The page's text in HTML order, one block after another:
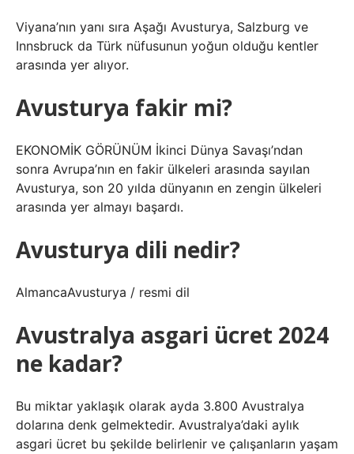
Viyana’nın yanı sıra Aşağı Avusturya, Salzburg ve
Innsbruck da Türk nüfusunun yoğun olduğu kentler
arasında yer alıyor.
Avusturya fakir mi?
EKONOMİK GÖRÜNÜM İkinci Dünya Savaşı’ndan
sonra Avrupa’nın en fakir ülkeleri arasında sayılan
Avusturya, son 20 yılda dünyanın en zengin ülkeleri
arasında yer almayı başardı.
Avusturya dili nedir?
AlmancaAvusturya / resmi dil
Avustralya asgari ücret 2024
ne kadar?
Bu miktar yaklaşık olarak ayda 3.800 Avustralya
dolarına denk gelmektedir. Avustralya’daki aylık
asgari ücret bu şekilde belirlenir ve çalışanların yaşam